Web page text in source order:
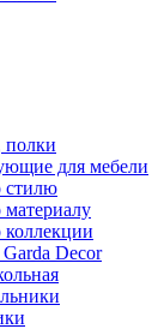
полки
для мебели
стилю
Decor